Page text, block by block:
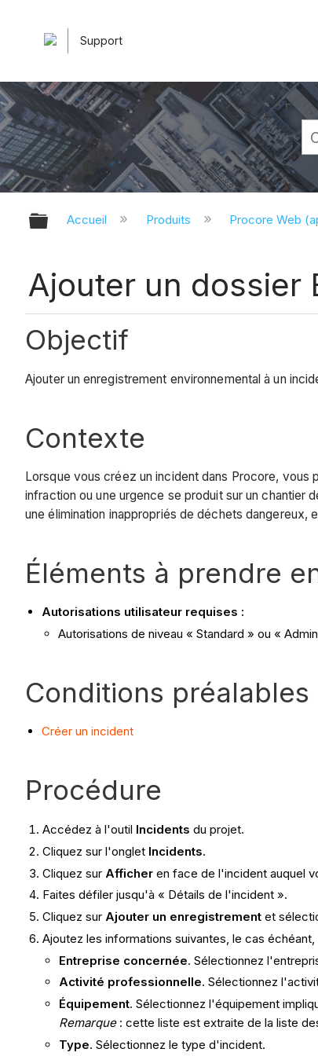
Support
Développer/réduire la
Accueil Produits Procore Web
Ajouter un dossier
Objectif
Ajouter un enregistrement environnemental à un
Contexte
Lorsque vous créez un incident dans Procore, vous
infraction ou une urgence se produit sur un
une élimination inappropriés de déchets
Éléments à prendre
Autorisations utilisateur requises :
Autorisations de niveau « Standard » ou «
Conditions préalables
Créer un incident
Procédure
Accédez à l'outil Incidents du projet.
Cliquez sur l'onglet Incidents.
Cliquez sur Afficher en face de l'incident auquel
Faites défiler jusqu'à « Détails de l'incident ».
Cliquez sur Ajouter un enregistrement et
Ajoutez les informations suivantes, le cas
Entreprise concernée. Sélectionnez
Activité professionnelle. Sélectionnez
Équipement. Sélectionnez l'équipement
Remarque: cette liste est extraite de la liste
Type. Sélectionnez le type d'incident.